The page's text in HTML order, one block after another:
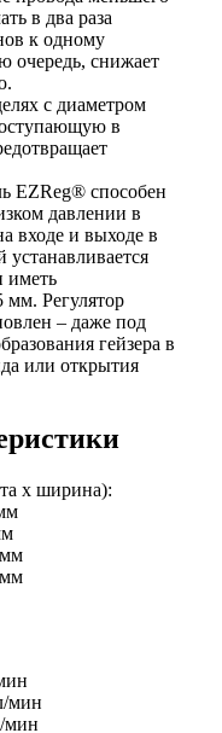
в два раза
к одному
очередь, снижает
с диаметром
в
EZReg® способен
давлении в
входе и выходе в
иметь
мм. Регулятор
– даже под
гейзера в
или открытия
х ширина):
мин
мин